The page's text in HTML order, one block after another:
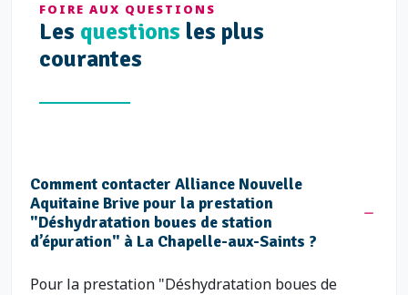
FOIRE AUX QUESTIONS
Les questions les plus
courantes
Comment contacter Alliance Nouvelle
Aquitaine Brive pour la prestation
"Déshydratation boues de station
d’épuration" à La Chapelle-aux-Saints ?
Pour la prestation "Déshydratation boues de